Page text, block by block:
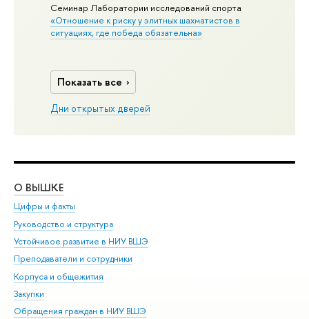
Семинар Лаборатории исследований спорта
«Отношение к риску у элитных шахматистов в
ситуациях, где победа обязательна»
Показать все
Дни открытых дверей
О ВЫШКЕ
Цифры и факты
Руководство и структура
Устойчивое развитие в НИУ ВШЭ
Преподаватели и сотрудники
Корпуса и общежития
Закупки
Обращения граждан в НИУ ВШЭ